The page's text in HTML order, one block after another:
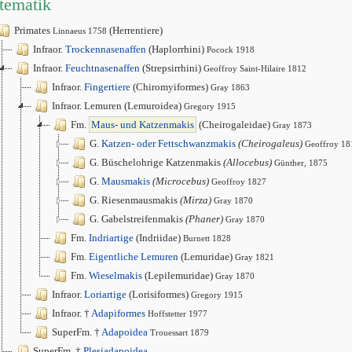
Primates Linnaeus 1758 (Herrentiere)
Infraor. Trockennasenaffen (Haplorrhini) Pocock 1918
Infraor. Feuchtnasenaffen (Strepsirrhini) Geoffroy Saint-Hilaire 1812
Infraor. Fingertiere (Chiromyiformes) Gray 1863
Infraor. Lemuren (Lemuroidea) Gregory 1915
Fm. Maus- und Katzenmakis (Cheirogaleidae) Gray 1873
G. Katzen- oder Fettschwanzmakis (Cheirogaleus) Geoffroy
G. Büschelohrige Katzenmakis (Allocebus) Günther, 1875
G. Mausmakis (Microcebus) Geoffroy 1827
G. Riesenmausmakis (Mirza) Gray 1870
G. Gabelstreifenmakis (Phaner) Gray 1870
Fm. Indriartige (Indriidae) Burnett 1828
Fm. Eigentliche Lemuren (Lemuridae) Gray 1821
Fm. Wieselmakis (Lepilemuridae) Gray 1870
Infraor. Loriartige (Lorisiformes) Gregory 1915
Infraor. † Adapiformes Hoffstetter 1977
SuperFm. † Adapoidea Trouessart 1879